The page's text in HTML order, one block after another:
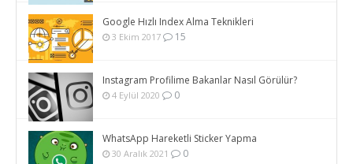
Google Hızlı Index Alma Teknikleri
3 Ekim 2017 15
Instagram Profilime Bakanlar Nasıl Görülür?
4 Eylül 2020 0
WhatsApp Hareketli Sticker Yapma
30 Aralık 2021 0